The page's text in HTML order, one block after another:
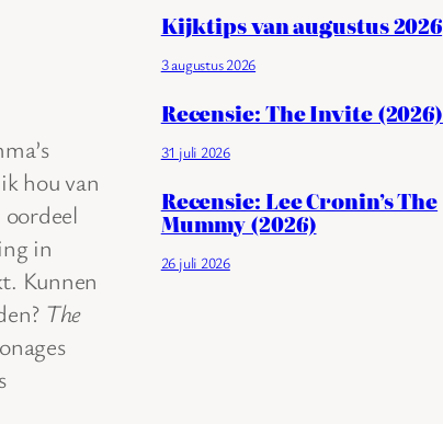
hou van
in
Kunnen
The
Kijktips van augustus 2026
3 augustus 2026
Recensie: The Invite (2026)
31 juli 2026
Recensie: Lee Cronin’s The
Mummy (2026)
26 juli 2026